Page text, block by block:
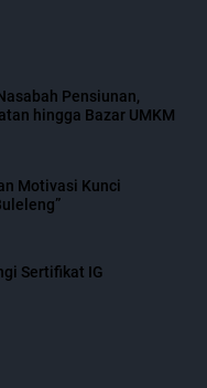
Pensiunan,
hingga Bazar UMKM
Motivasi Kunci
Sertifikat IG